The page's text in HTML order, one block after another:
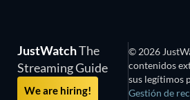
JustWatchThe
Streaming Guide
We are hiring!
© 2026
contenidos
sus legítimos
Gestión de